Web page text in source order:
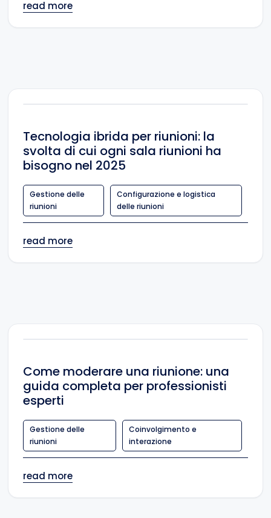
read more
Tecnologia ibrida per riunioni: la
svolta di cui ogni sala riunioni ha
bisogno nel 2025
Gestione delle
riunioni
Configurazione e logistica
delle riunioni
read more
Come moderare una riunione: una
guida completa per professionisti
esperti
Gestione delle
riunioni
Coinvolgimento e
interazione
read more